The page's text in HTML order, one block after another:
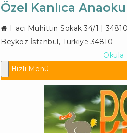
Özel Kanlıca
Hacı Muhittin Sokak 34/1 |
Beykoz İstanbul, Türkiye 34810
Okula
Hızlı Menü